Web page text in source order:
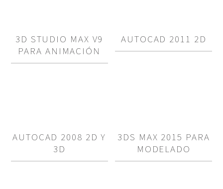
3D STUDIO MAX V9
PARA ANIMACIÓN
AUTOCAD 2011 2D
AUTOCAD 2008 2D Y
3D
3DS MAX 2015 PARA
MODELADO